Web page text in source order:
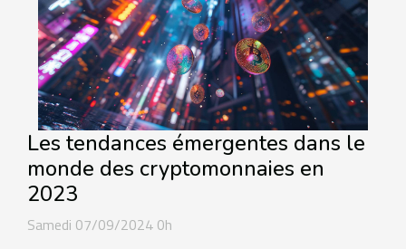
Les tendances émergentes dans le
monde des cryptomonnaies en
2023
Samedi 07/09/2024 0h